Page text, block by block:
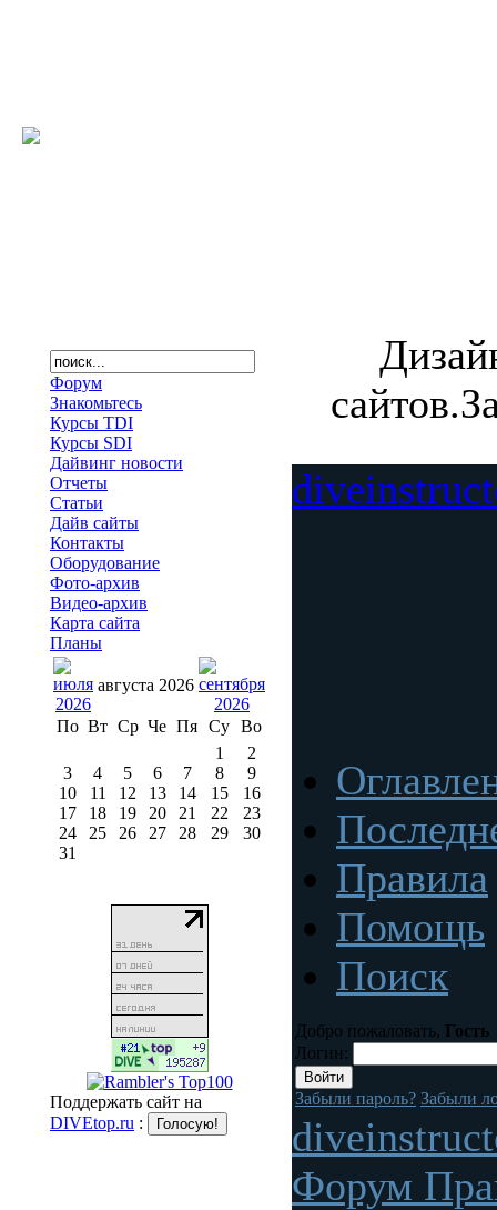
Форум
Знакомьтесь
Курсы TDI
Курсы SDI
Дайвинг новости
Отчеты
Статьи
Дайв сайты
Контакты
Оборудование
Фото-архив
Видео-архив
Карта сайта
Планы
августа 2026
По Вт Ср Че Пя Су Во
1
2
3
4 5 6 7 8
9
10
11 12 13 14 15
16
17
18 19 20 21 22
23
24
25 26 27 28 29
30
31
Поддержать сайт на
DIVEtop.ru :
Правила
Помощь
Поиск
Добро пожаловать, Гость
Логин:
Забыли пароль? Забыли
Форум